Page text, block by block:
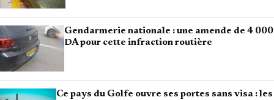
Gendarmerie nationale : une amende de 4 000
DA pour cette infraction routière
Ce pays du Golfe ouvre ses portes sans visa : les